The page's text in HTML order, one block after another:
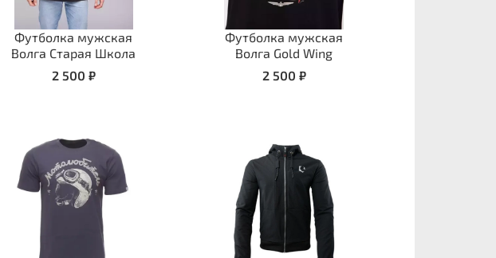
Футболка мужская
Волга Старая Школа
2 500 ₽
Футболка мужская
Волга Gold Wing
2 500 ₽